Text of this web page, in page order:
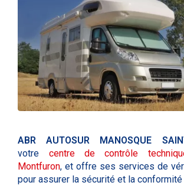
ABR AUTOSUR MANOSQUE
votre centre de contrôle
Montfuron, et offre ses services de
pour assurer la sécurité et la